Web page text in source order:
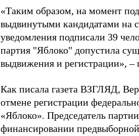
«Таким образом, на момент
выдвинутыми кандидатами на
уведомления подписали 39
партия "Яблоко" допустила
выдвижения и регистрации», –
Как писала газета ВЗГЛЯД,
отмене регистрации
«Яблоко». Председатель
финансировании